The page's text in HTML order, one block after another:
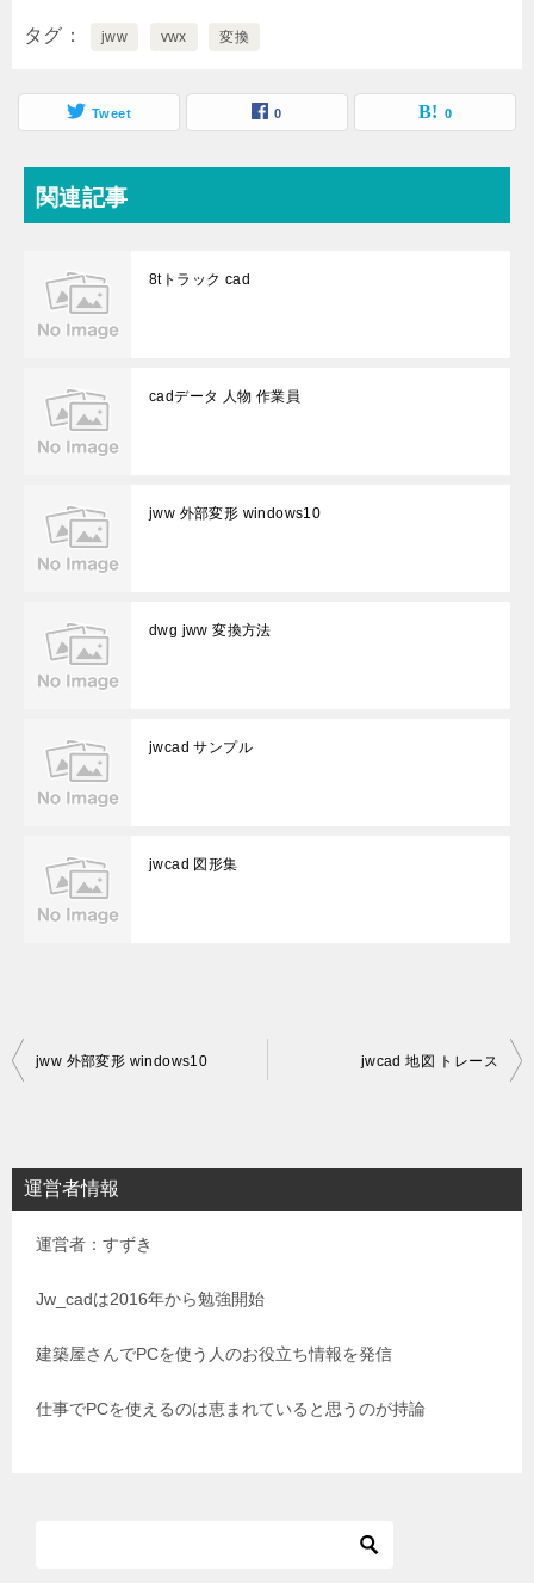
タグ jww vwx 変換
Tweet 0 0
関連記事
8tトラック cad
cadデータ 人物 作業員
jww 外部変形 windows10
dwg jww 変換方法
jwcad サンプル
jwcad 図形集
投
ビ
ゲ
jww 外部変形 windows10 jwcad 地図 トレース
運営者情報
運営者：すずき
Jw_cadは2016年から勉強開始
建築屋さんでPCを使う人のお役立ち情報を発信
仕事でPCを使えるのは恵まれていると思うのが持論